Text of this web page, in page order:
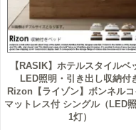
【RASIK】ホテルスタイルベ
LED照明・引き出し収納付
Rizon【ライゾン】ボンネルコ
マットレス付 シングル（LED
1灯）